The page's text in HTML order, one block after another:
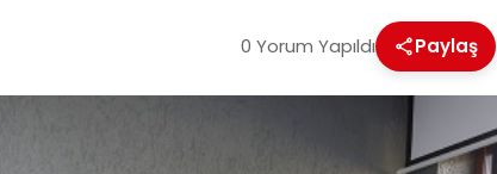
0 Yorum Yapıldı Paylaş